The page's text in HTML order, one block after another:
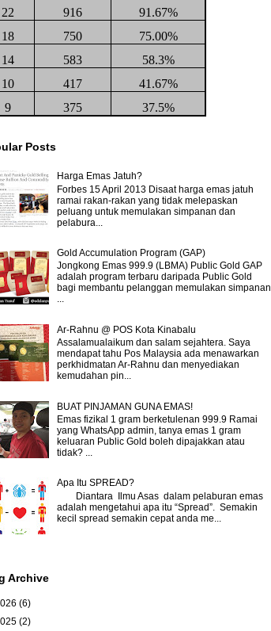
22
916
91.67%
18
750
75.00%
14
583
58.3%
10
417
41.67%
9
375 37.5%
Posts
Harga Emas Jatuh?
Forbes 15 April 2013 Disaat harga emas jatuh
ramai rakan-rakan yang tidak melepaskan
peluang untuk memulakan simpanan dan
pelabura...
Gold Accumulation Program (GAP)
Jongkong Emas 999.9 (LBMA) Public Gold GAP
adalah program terbaru daripada Public Gold
bagi membantu pelanggan memulakan simpanan
...
Ar-Rahnu @ POS Kota Kinabalu
Assalamualaikum dan salam sejahtera. Saya
mendapat tahu Pos Malaysia ada menawarkan
perkhidmatan Ar-Rahnu dan menyediakan
kemudahan pin...
BUAT PINJAMAN GUNA EMAS!
Emas fizikal 1 gram berketulenan 999.9 Ramai
yang WhatsApp admin, tanya emas 1 gram
keluaran Public Gold boleh dipajakkan atau
tidak? ...
Apa Itu SPREAD?
Diantara Ilmu Asas dalam pelaburan emas
adalah mengetahui apa itu “Spread”. Semakin
kecil spread semakin cepat anda me...
Archive
(6)
(2)